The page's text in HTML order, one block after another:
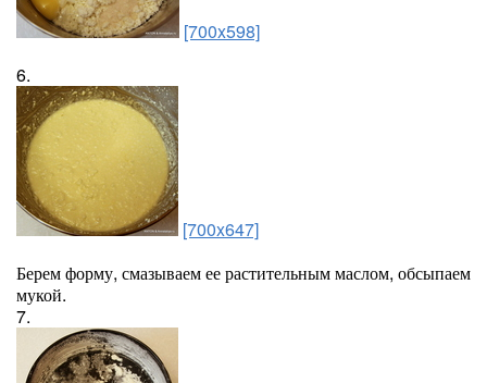
[700x598]
6.
[700x647]
Берем форму, смазываем ее растительным маслом, обсыпаем
мукой.
7.